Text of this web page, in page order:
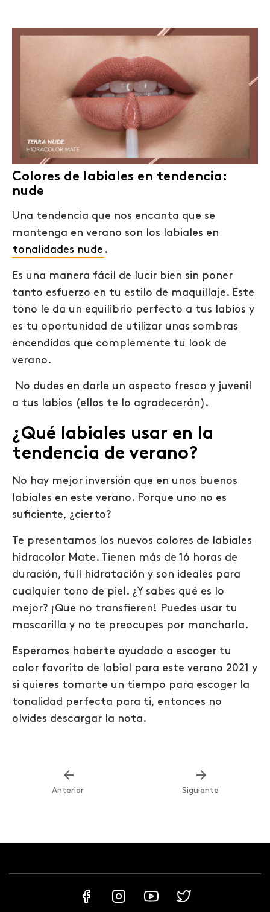
Colores de labiales en tendencia:
nude
Una tendencia que nos encanta que se
mantenga en verano son los labiales en
tonalidades nude .
Es una manera fácil de lucir bien sin poner
tanto esfuerzo en tu estilo de maquillaje. Este
tono le da un equilibrio perfecto a tus labios y
es tu oportunidad de utilizar unas sombras
encendidas que complemente tu look de
verano.
No dudes en darle un aspecto fresco y juvenil
a tus labios (ellos te lo agradecerán).
¿Qué labiales usar en la
tendencia de verano?
No hay mejor inversión que en unos buenos
labiales en este verano. Porque uno no es
suficiente, ¿cierto?
Te presentamos los nuevos colores de labiales
hidracolor Mate. Tienen más de 16 horas de
duración, full hidratación y son ideales para
cualquier tono de piel. ¿Y sabes qué es lo
mejor? ¡Que no transfieren! Puedes usar tu
mascarilla y no te preocupes por mancharla.
Esperamos haberte ayudado a escoger tu
color favorito de labial para este verano 2021 y
si quieres tomarte un tiempo para escoger la
tonalidad perfecta para ti, entonces no
olvides descargar la nota.
Anterior Siguiente